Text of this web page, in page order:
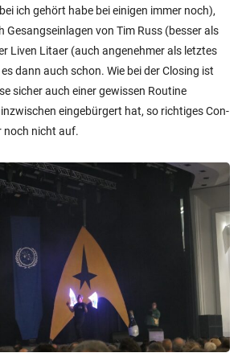
ich gehört habe bei einigen immer noch),
Gesangseinlagen von Tim Russ (besser als
Liven Litaer (auch angenehmer als letztes
dann auch schon. Wie bei der Closing ist
sicher auch einer gewissen Routine
eingebürgert hat, so richtiges Con-
noch nicht auf.